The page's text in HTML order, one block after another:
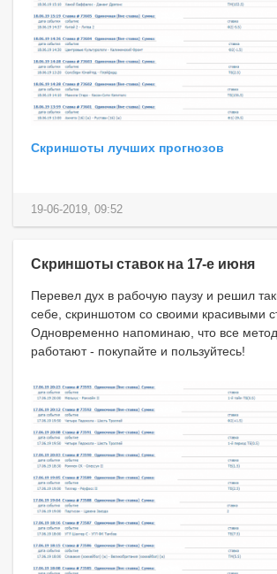
Скриншоты лучших прогнозов
19-06-2019, 09:52
Скриншоты ставок на 17-е июня
Перевел дух в рабочую паузу и решил
себе, скриншотом со своими красивыми
Одновременно напоминаю, что все
работают - покупайте и пользуйтесь!